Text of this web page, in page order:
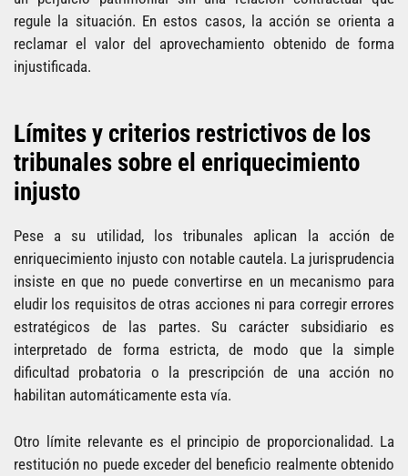
regule la situación. En estos casos, la acción se orienta a
reclamar el valor del aprovechamiento obtenido de forma
injustificada.
Límites y criterios restrictivos de los
tribunales sobre el enriquecimiento
injusto
Pese a su utilidad, los tribunales aplican la acción de
enriquecimiento injusto con notable cautela. La jurisprudencia
insiste en que no puede convertirse en un mecanismo para
eludir los requisitos de otras acciones ni para corregir errores
estratégicos de las partes. Su carácter subsidiario es
interpretado de forma estricta, de modo que la simple
dificultad probatoria o la prescripción de una acción no
habilitan automáticamente esta vía.
Otro límite relevante es el principio de proporcionalidad. La
restitución no puede exceder del beneficio realmente obtenido